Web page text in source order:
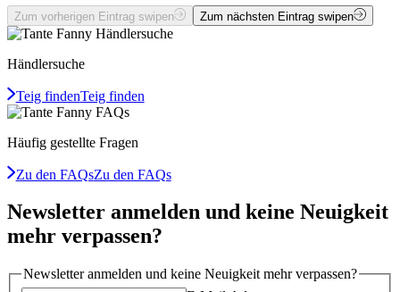
Zum vorherigen Eintrag swipen Zum nächsten Eintrag swipen
Händlersuche
Teig findenTeig finden
Häufig gestellte Fragen
Zu den FAQsZu den FAQs
Newsletter anmelden und keine Neuigkeit
mehr verpassen?
Newsletter anmelden und keine Neuigkeit mehr verpassen?